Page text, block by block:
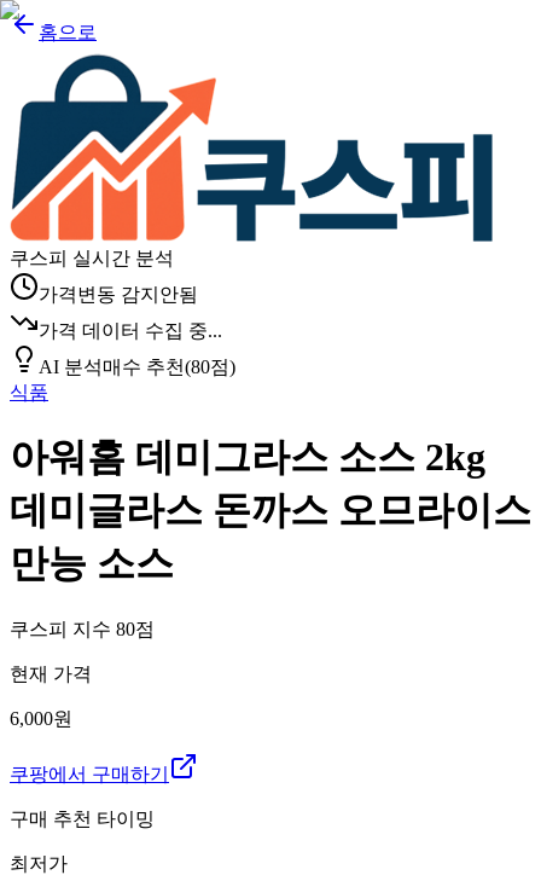
홈으로
쿠스피 실시간 분석
가격변동 감지안됨
가격 데이터 수집 중...
AI 분석매수 추천(80점)
식품
아워홈 데미그라스 소스 2kg
데미글라스 돈까스 오므라이스
만능 소스
쿠스피 지수 80점
현재 가격
6,000원
쿠팡에서 구매하기
구매 추천 타이밍
최저가